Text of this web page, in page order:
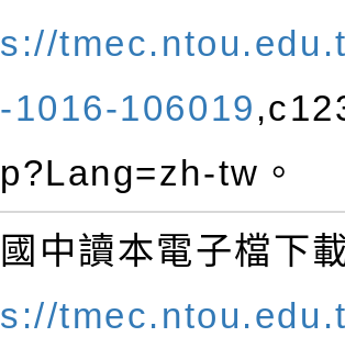
s://
-1016-106019
p?Lang=zh-tw。
國中讀本電子檔下
s://